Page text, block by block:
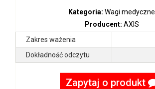
Kategoria: Wagi medyczne
Producent: AXIS
Zakres ważenia
Dokładność odczytu
Zapytaj o produkt